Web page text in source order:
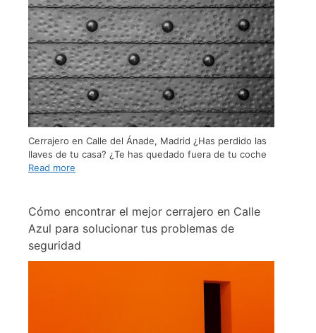
Cerrajero en Calle del Ánade, Madrid ¿Has perdido las
llaves de tu casa? ¿Te has quedado fuera de tu coche
Read more
Cómo encontrar el mejor cerrajero en Calle
Azul para solucionar tus problemas de
seguridad